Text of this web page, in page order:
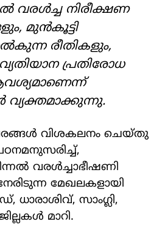
വരൾച്ച നിരീക്ഷണ
മുൻകൂട്ടി
രീതികളും,
പ്രതിരോധ
വിശകലനം ചെയ്തു
വരൾച്ചാഭീഷണി
മേഖലകളായി
ധാരാശിവ്, സാംഗ്ലി,
മാറി.